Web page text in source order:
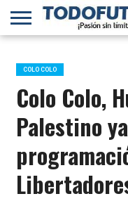
PRIMERA
B
SELECCIÓN
CHILENA
CHILENOS
EN EL
MUNDO
FÚTBOL
INTERNACIONAL
COLO COLO
Colo Colo,
Palestino